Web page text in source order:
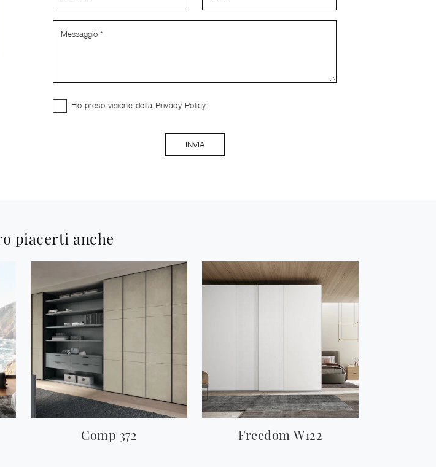
Ho preso visione della Privacy Policy
INVIA
piacerti anche
Comp 372 Freedom W122